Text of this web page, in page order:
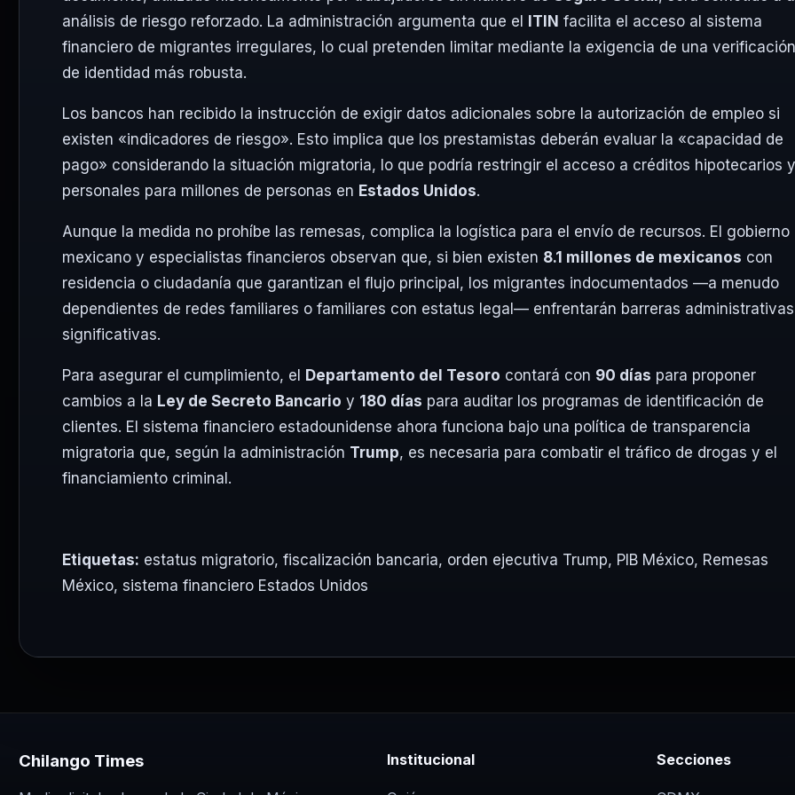
análisis de riesgo reforzado. La administración argumenta que el ITIN facilita el acceso al sistema
financiero de migrantes irregulares, lo cual pretenden limitar mediante la exigencia de una verificación
de identidad más robusta.
Los bancos han recibido la instrucción de exigir datos adicionales sobre la autorización de empleo si
existen «indicadores de riesgo». Esto implica que los prestamistas deberán evaluar la «capacidad de
pago» considerando la situación migratoria, lo que podría restringir el acceso a créditos hipotecarios y
personales para millones de personas en Estados Unidos.
Aunque la medida no prohíbe las remesas, complica la logística para el envío de recursos. El gobierno
mexicano y especialistas financieros observan que, si bien existen 8.1 millones de mexicanos con
residencia o ciudadanía que garantizan el flujo principal, los migrantes indocumentados —a menudo
dependientes de redes familiares o familiares con estatus legal— enfrentarán barreras administrativas
significativas.
Para asegurar el cumplimiento, el Departamento del Tesoro contará con 90 días para proponer
cambios a la Ley de Secreto Bancario y 180 días para auditar los programas de identificación de
clientes. El sistema financiero estadounidense ahora funciona bajo una política de transparencia
migratoria que, según la administración Trump, es necesaria para combatir el tráfico de drogas y el
financiamiento criminal.
Etiquetas: estatus migratorio, fiscalización bancaria, orden ejecutiva Trump, PIB México, Remesas
México, sistema financiero Estados Unidos
Chilango Times Institucional Secciones